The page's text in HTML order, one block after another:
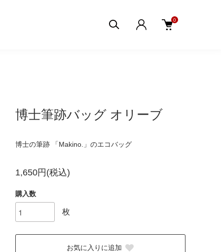
0
博士筆跡バッグ オリーブ
博士の筆跡 「Makino.」のエコバッグ
1,650円(税込)
購入数
枚
お気に入りに追加